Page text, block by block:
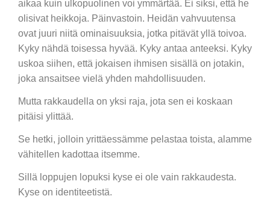
aikaa kuin ulkopuolinen voi ymmärtää. Ei siksi, että he
olisivat heikkoja. Päinvastoin. Heidän vahvuutensa
ovat juuri niitä ominaisuuksia, jotka pitävät yllä toivoa.
Kyky nähdä toisessa hyvää. Kyky antaa anteeksi. Kyky
uskoa siihen, että jokaisen ihmisen sisällä on jotakin,
joka ansaitsee vielä yhden mahdollisuuden.
Mutta rakkaudella on yksi raja, jota sen ei koskaan
pitäisi ylittää.
Se hetki, jolloin yrittäessämme pelastaa toista, alamme
vähitellen kadottaa itsemme.
Sillä loppujen lopuksi kyse ei ole vain rakkaudesta.
Kyse on identiteetistä.